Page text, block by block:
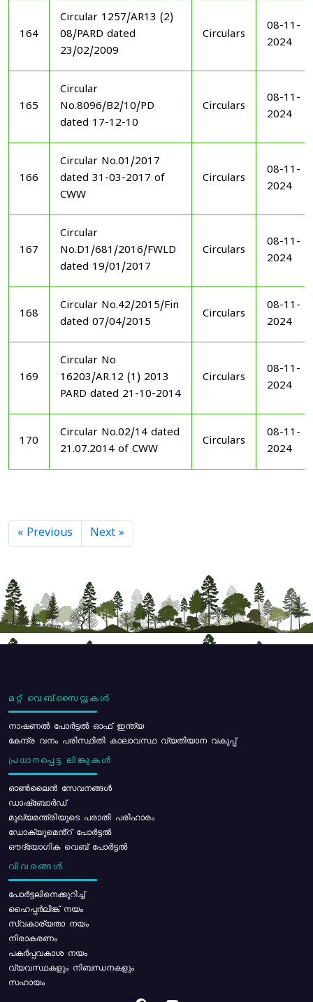
164
Circular 1257/AR13 (2)
08/PARD dated
23/02/2009
Circulars
08-11-
2024
165
Circular
No.8096/B2/10/PD
dated 17-12-10
Circulars
08-11-
2024
166
Circular No.01/2017
dated 31-03-2017 of
CWW
Circulars
08-11-
2024
167
Circular
No.D1/681/2016/FWLD
dated 19/01/2017
Circulars
08-11-
2024
168
Circular No.42/2015/Fin
dated 07/04/2015
Circulars
08-11-
2024
169
Circular No
16203/AR.12 (1) 2013
PARD dated 21-10-2014
Circulars
08-11-
2024
170
Circular No.02/14 dated
21.07.2014 of CWW
Circulars
08-11-
2024
« Previous Next »
മറ്റ് വെബ്സൈറ്റുകൾ
നാഷണൽ പോർട്ടൽ ഓഫ് ഇന്ത്യ
കേന്ദ്ര വനം പരിസ്ഥിതി കാലാവസ്ഥ വ്യതിയാന വകുപ്പ്
പ്രധാനപ്പെട്ട ലിങ്കുകൾ
ഓൺലൈൻ സേവനങ്ങൾ
ഡാഷ്ബോർഡ്
മുഖ്യമന്ത്രിയുടെ പരാതി പരിഹാരം
ഡോക്യുമെൻ്റ് പോർട്ടൽ
ഔദ്യോഗിക വെബ് പോർട്ടൽ
വിവരങ്ങൾ
പോര്‍ട്ടലിനെക്കുറിച്ച്
ഹൈപ്പർലിങ്ക് നയം
സ്വകാര്യതാ നയം
നിരാകരണം
പകർപ്പവകാശ നയം
വ്യവസ്ഥകളും നിബന്ധനകളും
സഹായം